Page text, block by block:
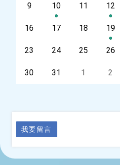
今天
9 今天
10 今天
11 今天
12
今天
16 今天
17 今天
18 今天
19
今天
23 今天
24 今天
25 今天
26
今天
30 今天
31 今天
1 今天
2
我要留言